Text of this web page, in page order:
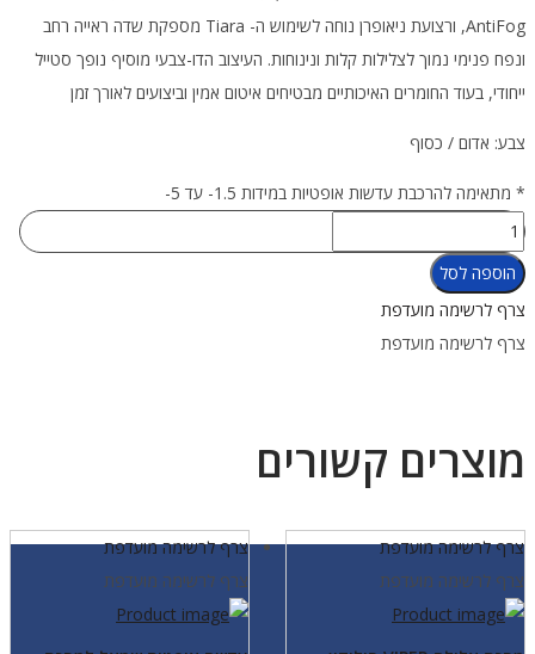
AntiFog, ורצועת ניאופרן נוחה לשימוש ה- Tiara מספקת שדה ראייה רחב
ונפח פנימי נמוך לצלילות קלות ונינוחות. העיצוב הדו-צבעי מוסיף נופך סטייל
ייחודי, בעוד החומרים האיכותיים מבטיחים איטום אמין וביצועים לאורך זמן
צבע: אדום / כסוף
* מתאימה להרכבת עדשות אופטיות במידות 1.5- עד 5-
כמות
של
מסכת
צלילה
Tiara
הוספה לסל
צרף לרשימה מועדפת
צרף לרשימה מועדפת
מוצרים קשורים
צרף לרשימה מועדפת
צרף לרשימה מועדפת
צרף לרשימה מועדפת
צרף לרשימה מועדפת